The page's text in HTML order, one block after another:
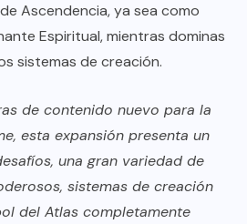
Ascendencia, ya sea como
Espiritual, mientras dominas
sistemas de creación.
de contenido nuevo para la
esta expansión presenta un
una gran variedad de
sistemas de creación
del Atlas completamente